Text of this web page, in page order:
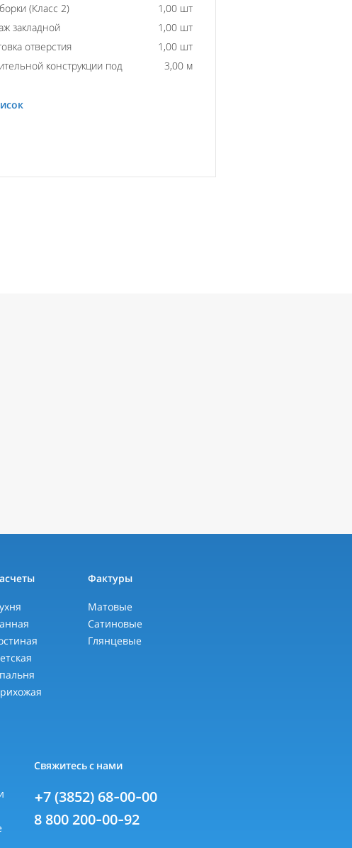
(Класс 2)
1,00 шт
закладной
1,00 шт
отверстия
1,00 шт
конструкции под
3,00 м
Фактуры
Матовые
Сатиновые
Глянцевые
Свяжитесь с нами
+7 (3852) 68-00-00
8 800 200-00-92